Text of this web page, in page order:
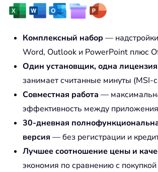
Комплексный набор —
Word, Outlook и PowerPoint плюс
Один установщик, одна лицензия
занимает считанные минуты (MSI-
Совместная работа —
эффективность между
30-дневная
версия — без регистрации и
Лучшее соотношение цены и
экономия по сравнению с